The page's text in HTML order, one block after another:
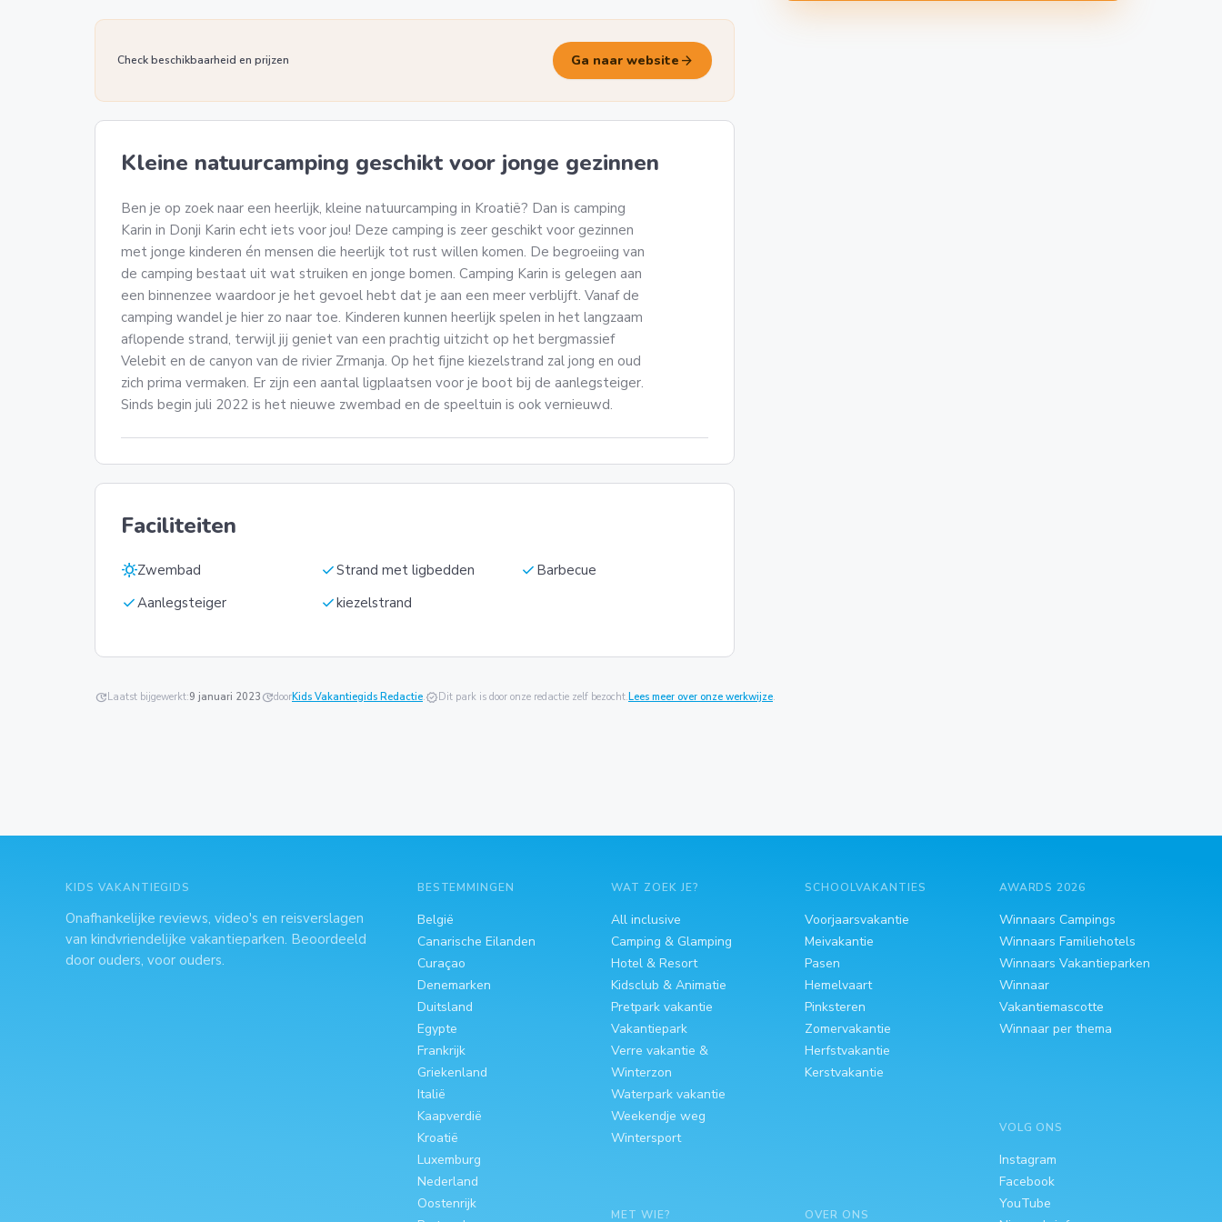
Check beschikbaarheid en prijzen Ga naar website arrow_forward
Kleine natuurcamping geschikt voor jonge gezinnen
Ben je op zoek naar een heerlijk, kleine natuurcamping in Kroatië? Dan is camping
Karin in Donji Karin echt iets voor jou! Deze camping is zeer geschikt voor gezinnen
met jonge kinderen én mensen die heerlijk tot rust willen komen. De begroeiing van
de camping bestaat uit wat struiken en jonge bomen. Camping Karin is gelegen aan
een binnenzee waardoor je het gevoel hebt dat je aan een meer verblijft. Vanaf de
camping wandel je hier zo naar toe. Kinderen kunnen heerlijk spelen in het langzaam
aflopende strand, terwijl jij geniet van een prachtig uitzicht op het bergmassief
Velebit en de canyon van de rivier Zrmanja. Op het fijne kiezelstrand zal jong en oud
zich prima vermaken. Er zijn een aantal ligplaatsen voor je boot bij de aanlegsteiger.
Sinds begin juli 2022 is het nieuwe zwembad en de speeltuin is ook vernieuwd.
Faciliteiten
sunnyZwembad checkStrand met ligbedden check Barbecue
checkAanlegsteiger checkkiezelstrand
updateLaatst bijgewerkt:9 januari 2023 updatedoorKids Vakantiegids Redactie.verifiedDit park is door onze redactie zelf bezocht.Lees meer over onze werkwijze.
KIDS VAKANTIEGIDS
Onafhankelijke reviews, video's en reisverslagen
van kindvriendelijke vakantieparken. Beoordeeld
door ouders, voor ouders.
BESTEMMINGEN
België
Canarische Eilanden
Curaçao
Denemarken
Duitsland
Egypte
Frankrijk
Griekenland
Italië
Kaapverdië
Kroatië
Luxemburg
Nederland
Oostenrijk
WAT ZOEK JE?
All inclusive
Camping & Glamping
Hotel & Resort
Kidsclub & Animatie
Pretpark vakantie
Vakantiepark
Verre vakantie &
Winterzon
Waterpark vakantie
Weekendje weg
Wintersport
MET WIE?
SCHOOLVAKANTIES
Voorjaarsvakantie
Meivakantie
Pasen
Hemelvaart
Pinksteren
Zomervakantie
Herfstvakantie
Kerstvakantie
OVER ONS
AWARDS 2026
Winnaars Campings
Winnaars Familiehotels
Winnaars Vakantieparken
Winnaar
Vakantiemascotte
Winnaar per thema
VOLG ONS
Instagram
Facebook
YouTube